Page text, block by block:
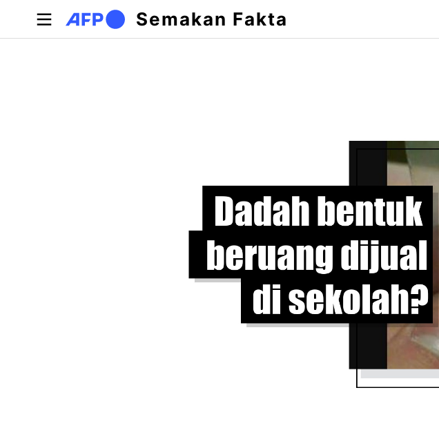
Langkau ke kandungan utama
Semakan Fakta
Tab-tab utama